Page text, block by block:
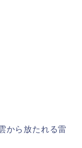
から放たれる雷